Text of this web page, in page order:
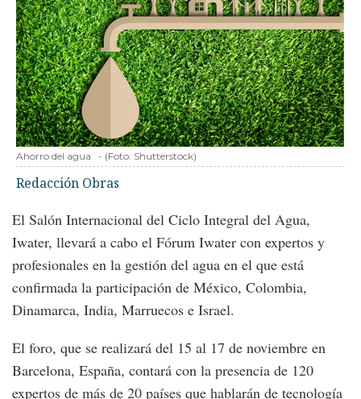
Ahorro del agua - (Foto: Shutterstock)
Redacción Obras
El Salón Internacional del Ciclo Integral del Agua,
Iwater, llevará a cabo el Fórum Iwater con expertos y
profesionales en la gestión del agua en el que está
confirmada la participación de México, Colombia,
Dinamarca, India, Marruecos e Israel.
El foro, que se realizará del 15 al 17 de noviembre en
Barcelona, España, contará con la presencia de 120
expertos de más de 20 países que hablarán de tecnología